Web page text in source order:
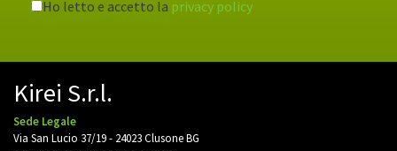
Ho letto e accetto la privacy policy
Kirei S.r.l.
Sede Legale
Via San Lucio 37/19 - 24023 Clusone BG